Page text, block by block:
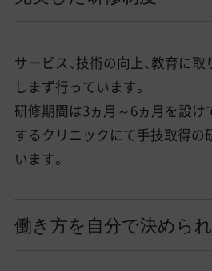
サービス、技術の向上、教育に
しまず行っています。
研修期間は3ヵ月～6ヵ月を設け
するクリニックにて手技取得の
います。
働き方を自分で決めら